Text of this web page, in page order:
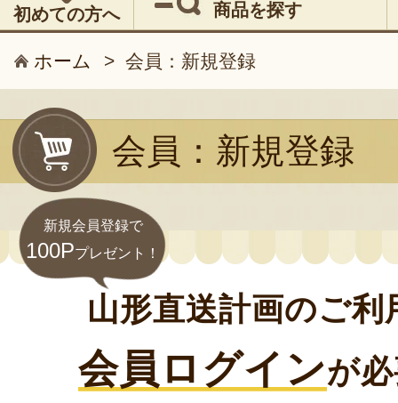
初めての方へ 商品を探す
ホーム > 会員：新規登録
会員：新規登録
新規会員登録で
100Pプレゼント！
山形直送計画のご利
会員ログインが